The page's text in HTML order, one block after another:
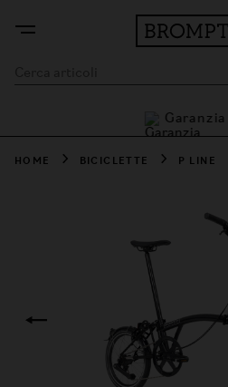
Garanzia
HOME BICICLETTE P LINE